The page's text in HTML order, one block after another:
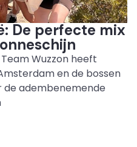
De perfecte mix
Wuzzon heeft
en de bossen
de adembenemende